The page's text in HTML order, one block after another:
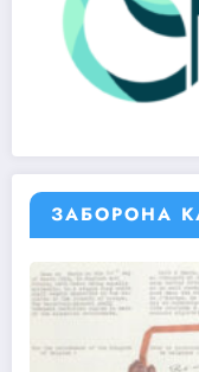
ЗАБОРОНА